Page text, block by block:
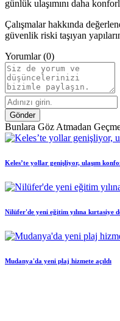
günlük ulaşımını daha
Çalışmalar hakkında
güvenlik riski taşıyan
Yorumlar (0)
Gönder
Bunlara Göz Atmadan
Keles’te yollar genişliyor, ulaşım
Nilüfer'de yeni eğitim yılına kırtasiye
Mudanya'da yeni plaj hizmete açıldı